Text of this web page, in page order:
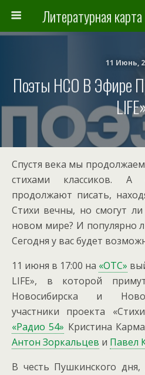
11 Июнь,
Поэты НСО В Эфире
Спустя века мы
стихами классиков. А
продолжают писать,
Стихи вечны, но смогут
новом мире? И популярно
Сегодня у вас будет
11 июня в 17:00 на «ОТС»
LIFE», в которой
Новосибирска и
участники проекта
«Радио 54» Кристина
Антон Зоркальцев и Павел
В честь Пушкинского дня,